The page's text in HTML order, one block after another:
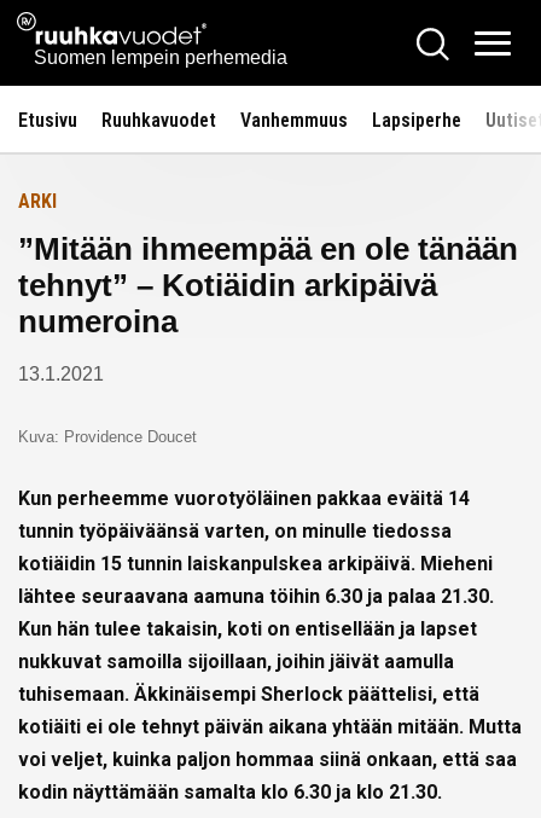
Siirry
sisältöön
Ruuhkavuodet.fi
Suomen lempein perhemedia
Hae
Etusivu Ruuhkavuodet Vanhemmuus Lapsiperhe
Etusivulle
ARKI
”Mitään ihmeempää en ole tänään
tehnyt” – Kotiäidin arkipäivä
numeroina
13.1.2021
Kuva: Providence Doucet
Kun perheemme vuorotyöläinen pakkaa eväitä 14
tunnin työpäiväänsä varten, on minulle tiedossa
kotiäidin 15 tunnin laiskanpulskea arkipäivä. Mieheni
lähtee seuraavana aamuna töihin 6.30 ja palaa 21.30.
Kun hän tulee takaisin, koti on entisellään ja lapset
nukkuvat samoilla sijoillaan, joihin jäivät aamulla
tuhisemaan. Äkkinäisempi Sherlock päättelisi, että
kotiäiti ei ole tehnyt päivän aikana yhtään mitään. Mutta
voi veljet, kuinka paljon hommaa siinä onkaan, että saa
kodin näyttämään samalta klo 6.30 ja klo 21.30.